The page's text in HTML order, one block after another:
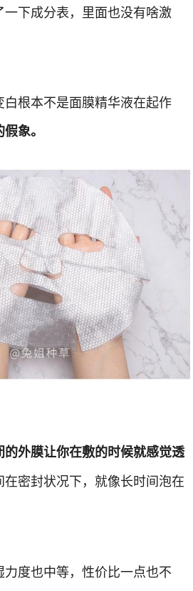
下成分表，里面也没有啥激
根本不是面膜精华液在起作
象。
的外膜让你在敷的时候就感觉透
在密封状况下，就像长时间泡在
度也中等，性价比一点也不